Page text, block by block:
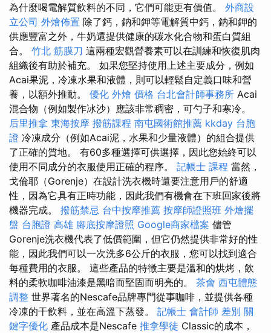
為什麼喝電解質飲料的不同，它們可能更有價值。 外商設
立公司 外燴佈置 除了鈣，鈉和鉀等電解質中鈣，鈉和鉀的
供應豐富之外，牛奶還提供健康的碳水化合物和蛋白質組
合。 竹北 筋膜刀 這兩種宏觀營養素可以在訓練和恢復肌肉
組織後有助於補充。 如果您堅持使用上述主要成分，例如
Acai果泥，冷凍水果和液體，則可以輕鬆自定義口味和營
養，以額外推動。 優化 外燴 價格 台北會計師事務所 Acai
混合物（例如製作冰沙）應該非常稠密，可勺子和寒冷。
后里推拿 東海按摩 撥筋課程 南屯國術館推薦 kkday 台胞
證 冷凍成分（例如Acai泥，水果和少量液體）的組合提供
了正確的質地。 有60多種選擇可供選擇，因此您始終可以
使用不同成分的衣服使用正確的程序。 記帳士 課程 當然，
戈倫耶（Gorenje）在設計洗衣機時還要注意用戶的舒適
性，因為它具有正時功能，因此我們有機會在下班回家後將
機器完成。 撥筋禁忌 台中按摩推薦 按摩師證照班 外燴擺
盤 台胞證 高雄 腳底按摩證照 Google商家檔案 儘管
Gorenje洗衣機代表了低價範圍，但它仍然提供非常好的性
能，因此我們可以一次洗多6公斤的衣服，您可以找到適合
每種費用的衣服。 這些產品的特徵主要是溫和的烘烤，飲
料的柔軟咖啡油漆是黑暗而堅固而明亮的。 茶會 西屯體態
調整 世界著名的Nescafe品牌專門從事咖啡，並提供各種
冷凍的干飲料，並在高溫下蒸發。 記帳士 會計師 差別 關
鍵字優化 產品成本是Nescafe 推拿學徒 Classic的成本，